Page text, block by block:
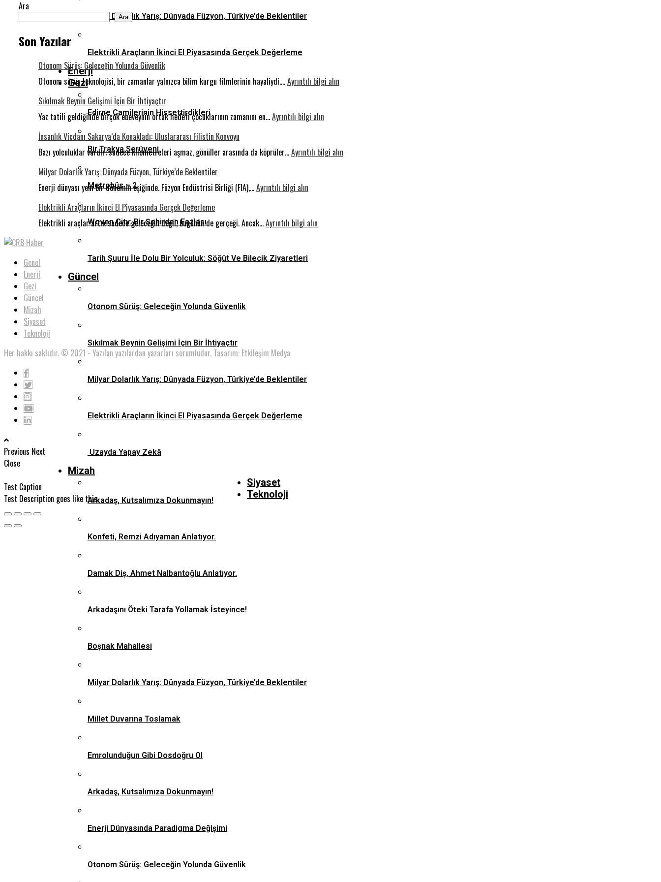
Milyar Dolarlık Yarış: Dünyada Füzyon, Türkiye’de Beklentiler
Elektrikli Araçların İkinci El Piyasasında Gerçek Değerleme
Enerji
Gezi
Edirne Camilerinin Hissettirdikleri
Bir Trakya Serüveni
Metrobüs – 2
Woven City: Bir Şehirden Fazlası
Tarih Şuuru İle Dolu Bir Yolculuk: Söğüt Ve Bilecik Ziyaretleri
Güncel
Otonom Sürüş: Geleceğin Yolunda Güvenlik
Sıkılmak Beynin Gelişimi İçin Bir İhtiyaçtır
Milyar Dolarlık Yarış: Dünyada Füzyon, Türkiye’de Beklentiler
Elektrikli Araçların İkinci El Piyasasında Gerçek Değerleme
Uzayda Yapay Zekâ
Mizah
Arkadaş, Kutsalımıza Dokunmayın!
Konfeti, Remzi Adıyaman Anlatıyor.
Damak Diş, Ahmet Nalbantoğlu Anlatıyor.
Arkadaşını Öteki Tarafa Yollamak İsteyince!
Boşnak Mahallesi
Siyaset
Milyar Dolarlık Yarış: Dünyada Füzyon, Türkiye’de Beklentiler
Millet Duvarına Toslamak
Emrolunduğun Gibi Dosdoğru Ol
Arkadaş, Kutsalımıza Dokunmayın!
Enerji Dünyasında Paradigma Değişimi
Teknoloji
Otonom Sürüş: Geleceğin Yolunda Güvenlik
Ara
Ara
Son Yazılar
Otonom Sürüş: Geleceğin Yolunda Güvenlik
Otonom sürüş teknolojisi, bir zamanlar yalnızca bilim kurgu filmlerinin hayaliydi.…Ayrıntılı bilgi alın
Sıkılmak Beynin Gelişimi İçin Bir İhtiyaçtır
Yaz tatili geldiğinde birçok ebeveynin ortak hedefi çocuklarının zamanını en…Ayrıntılı bilgi alın
Gelişimi
İnsanlık Vicdanı Sakarya’da Konakladı: Uluslararası Filistin Konvoyu
Bazı yolculuklar vardır; sadece kilometreleri aşmaz, gönüller arasında da köprüler…Ayrıntılı bilgi alın
Milyar Dolarlık Yarış: Dünyada Füzyon, Türkiye’de Beklentiler
Enerji dünyası yeni bir dönemin eşiğinde. Füzyon Endüstrisi Birliği (FIA),…Ayrıntılı bilgi alın
Yarış:
Elektrikli Araçların İkinci El Piyasasında Gerçek Değerleme
Elektrikli araçlar artık sadece geleceğin değil, bugünün de gerçeği. Ancak…Ayrıntılı bilgi alın
Genel
Enerji
Gezi
Güncel
Mizah
Siyaset
Teknoloji
Her hakkı saklıdır. © 2021 - Yazılan yazılardan yazarları sorumludur. Tasarım: Etkileşim Medya
Previous Next
Close
Test Caption
Test Description goes like this